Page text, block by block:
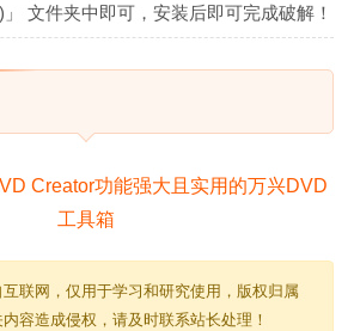
文件夹中即可，安装后即可完成破解！
联网，仅用于学习和研究使用，版权归属
容造成侵权，请及时联系站长处理！